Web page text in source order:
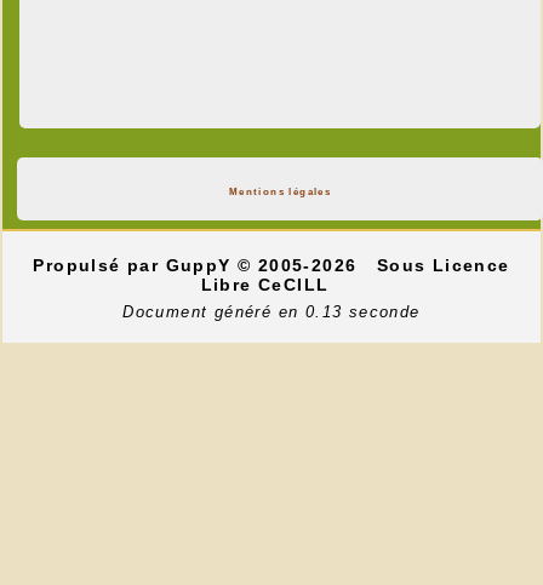
Mentions légales
Propulsé par GuppY© 2005-2026
Sous Licence
Libre CeCILL
Document généré en 0.13 seconde